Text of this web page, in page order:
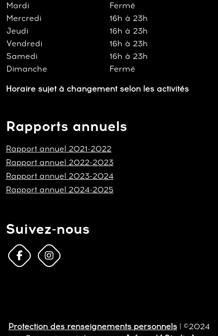
Mardi
Fermé
Mercredi
16h à 23h
Jeudi
16h à 23h
Vendredi
16h à 23h
Samedi
16h à 23h
Dimanche
Fermé
Horaire sujet à changement selon les activités
Rapports annuels
Rapport annuel 2021-2022
Rapport annuel 2022-2023
Rapport annuel 2023-2024
Rapport annuel 2024-2025
Suivez-nous
Protection des renseignements personnels | ©2024